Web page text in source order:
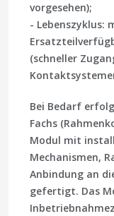
vorgesehen);
- Lebenszyklus:
(schneller
Bei Bedarf
Fachs
Modul mit
Mechanismen,
Anbindung an
gefertigt. Das